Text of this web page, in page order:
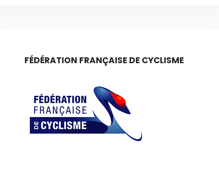
FÉDÉRATION FRANÇAISE DE CYCLISME